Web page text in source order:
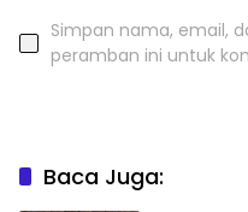
Simpan nama, email,
peramban ini untuk
Baca Juga: